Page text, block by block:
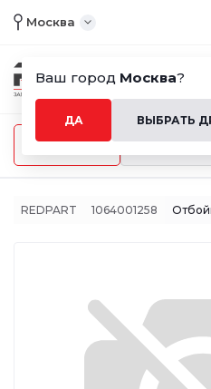
Ваш город Москва?
ДА ВЫБРАТЬ
Москва
Меню
REDPART 1064001258